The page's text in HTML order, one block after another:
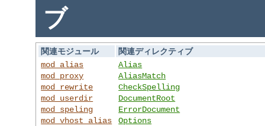
ブ
関連モジュール
関連ディレクティブ
mod_alias
mod_proxy
mod_rewrite
mod_userdir
mod_speling
mod_vhost_alias
Alias
AliasMatch
CheckSpelling
DocumentRoot
ErrorDocument
Options